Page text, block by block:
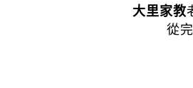
大里家教
從